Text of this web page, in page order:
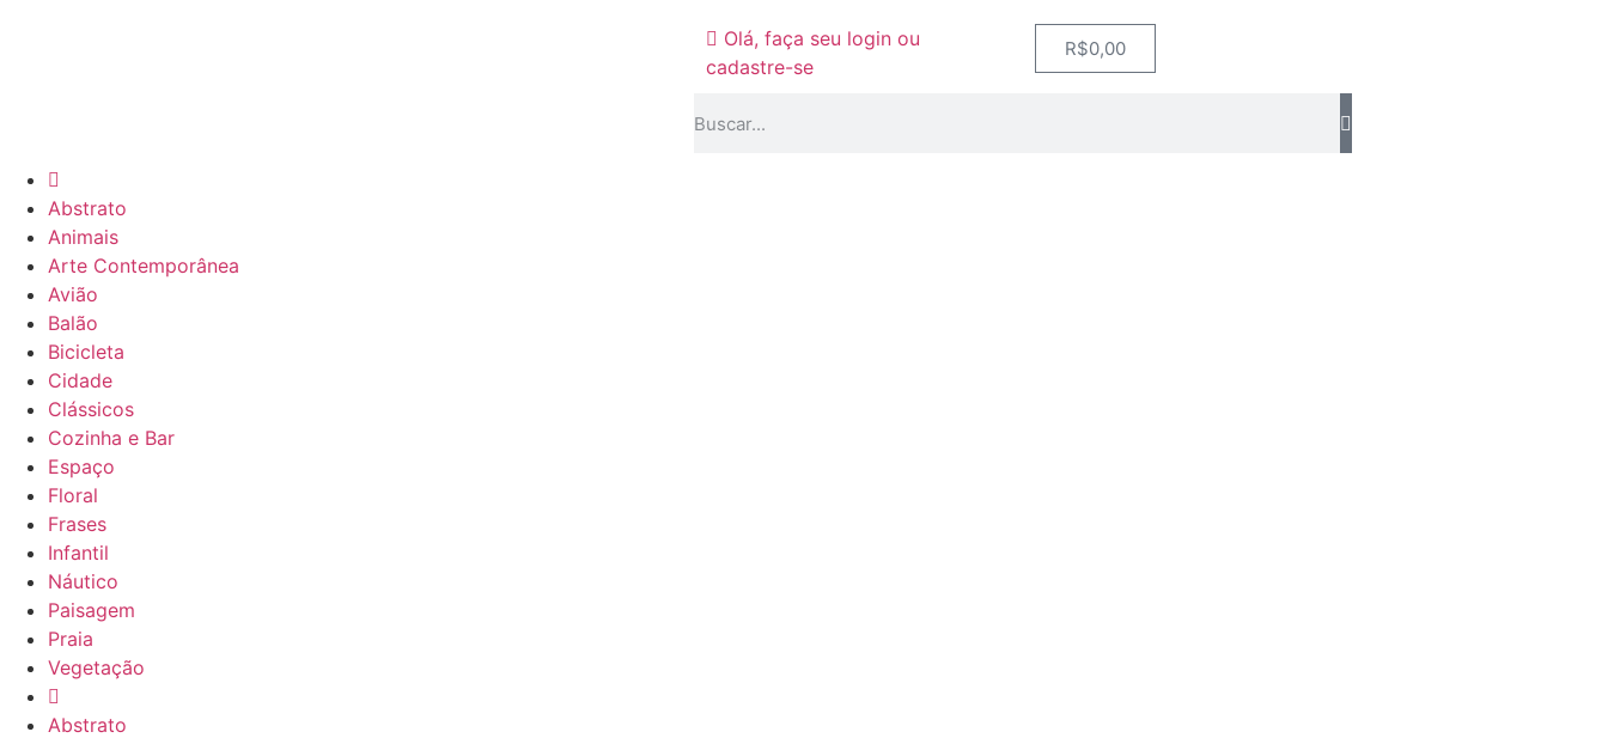
Olá, faça seu login ou
cadastre-se
R$0,00
Abstrato
Animais
Arte Contemporânea
Avião
Balão
Bicicleta
Cidade
Clássicos
Cozinha e Bar
Espaço
Floral
Frases
Infantil
Náutico
Paisagem
Praia
Vegetação
Abstrato